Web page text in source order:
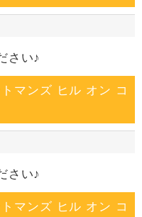
さい♪
マンズ ヒル オン コ
さい♪
マンズ ヒル オン コ